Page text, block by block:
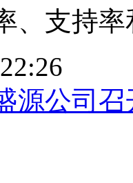
、支持
源公司